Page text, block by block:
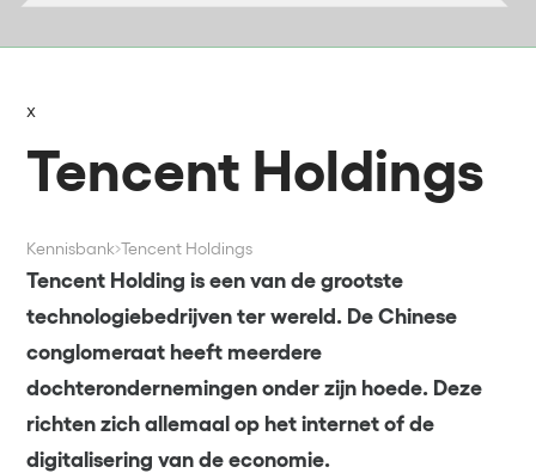
x
Tencent Holdings
Kennisbank Tencent Holdings
Tencent Holding is een van de grootste
technologiebedrijven ter wereld. De Chinese
conglomeraat heeft meerdere
dochterondernemingen onder zijn hoede. Deze
richten zich allemaal op het internet of de
digitalisering van de economie.